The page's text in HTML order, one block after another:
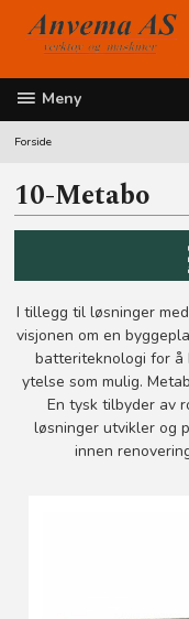
innholdet
Meny
Forside
10-Metabo
I tillegg til løsninger
visjonen om en
batteriteknologi for å
ytelse som mulig.
En tysk tilbyder av
løsninger utvikler og
innen